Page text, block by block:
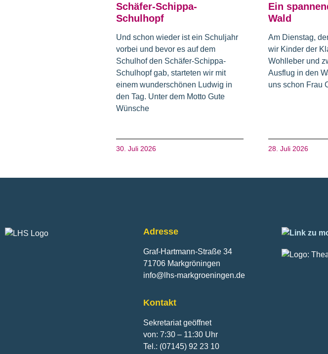
Schäfer-Schippa-
Schulhopf
Und schon wieder ist ein Schuljahr
vorbei und bevor es auf dem
Schulhof den Schäfer-Schippa-
Schulhopf gab, starteten wir mit
einem wunderschönen Ludwig in
den Tag. Unter dem Motto Gute
Wünsche
30. Juli 2026
Ein
Wald
Am Dienstag,
wir Kinder der
Wohlleber und
Ausflug in den
uns schon Frau
28. Juli 2026
Fusszeile
Adresse
Graf-Hartmann-Straße 34
71706 Markgröningen
info@lhs-markgroeningen.de
Kontakt
Sekretariat geöffnet
von: 7:30 – 11:30 Uhr
Tel.: (07145) 92 23 10